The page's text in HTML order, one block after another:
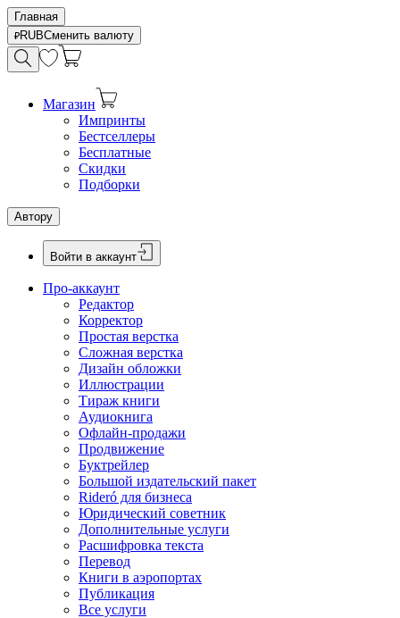
Главная
RUBСменить валюту
Магазин
Импринты
Бестселлеры
Бесплатные
Скидки
Подборки
Автору
Войти в аккаунт
Про-аккаунт
Редактор
Корректор
Простая верстка
Сложная верстка
Дизайн обложки
Иллюстрации
Тираж книги
Аудиокнига
Офлайн-продажи
Продвижение
Буктрейлер
Большой издательский пакет
Rideró для бизнеса
Юридический советник
Дополнительные услуги
Расшифровка текста
Перевод
Книги в аэропортах
Публикация
Все услуги